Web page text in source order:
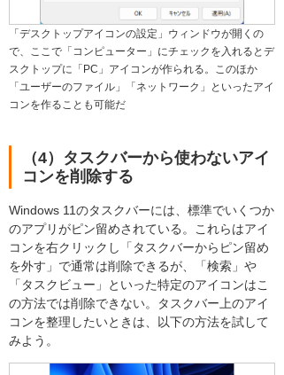
「デスクトップアイコンの設定」ウィンドウが開くの
で、ここで「コンピューター」にチェックを入れるとデ
スクトップに「PC」アイコンが作られる。このほか
「ユーザーのファイル」「ネットワーク」といったアイ
コンを作ることも可能だ
（4）タスクバーから使わないアイ
コンを削除する
Windows 11のタスクバーには、標準でいくつか
のアプリがピン留めされている。これらはアイ
コンを右クリックし「タスクバーからピン留め
を外す」で通常は削除できるが、「検索」や
「タスクビュー」といった特定のアイコンはこ
の方法では削除できない。タスクバー上のアイ
コンを整理したいときは、以下の方法を試して
みよう。